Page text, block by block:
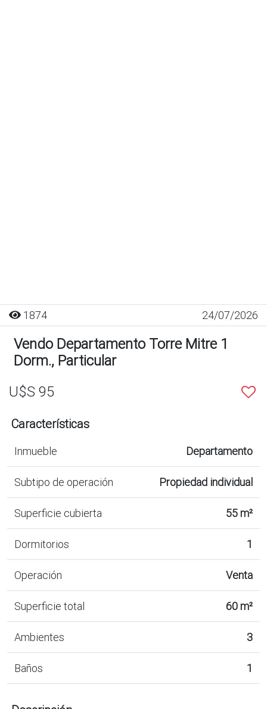
1874 24/07/2026
Vendo Departamento Torre Mitre 1
Dorm., Particular
U$S 95
Características
Inmueble Departamento
Subtipo de operación Propiedad individual
Superficie cubierta 55 m²
Dormitorios 1
Operación Venta
Superficie total 60 m²
Ambientes 3
Baños 1